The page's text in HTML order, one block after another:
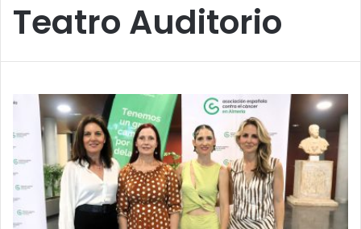
Teatro Auditorio